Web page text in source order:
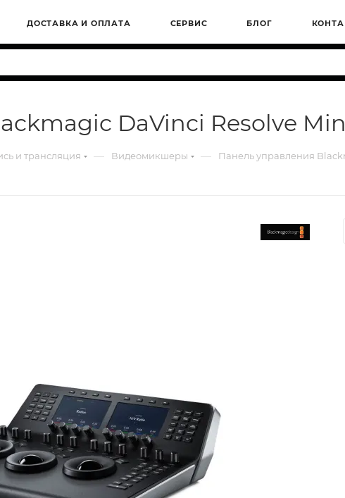
ДОСТАВКА И ОПЛАТА СЕРВИС БЛОГ
DaVinci Resolve
и трансляция — Видеомикшеры — Панель управления